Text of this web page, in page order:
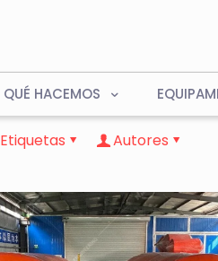
QUÉ HACEMOS
Etiquetas Autores